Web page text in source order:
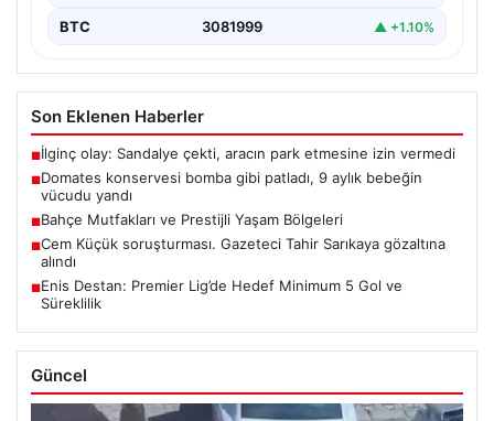
BTC 3081999 ▲ +1.10%
Son Eklenen Haberler
■İlginç olay: Sandalye çekti, aracın park etmesine izin vermedi
■Domates konservesi bomba gibi patladı, 9 aylık bebeğin
vücudu yandı
■Bahçe Mutfakları ve Prestijli Yaşam Bölgeleri
■Cem Küçük soruşturması. Gazeteci Tahir Sarıkaya gözaltına
alındı
■Enis Destan: Premier Lig’de Hedef Minimum 5 Gol ve
Süreklilik
Güncel